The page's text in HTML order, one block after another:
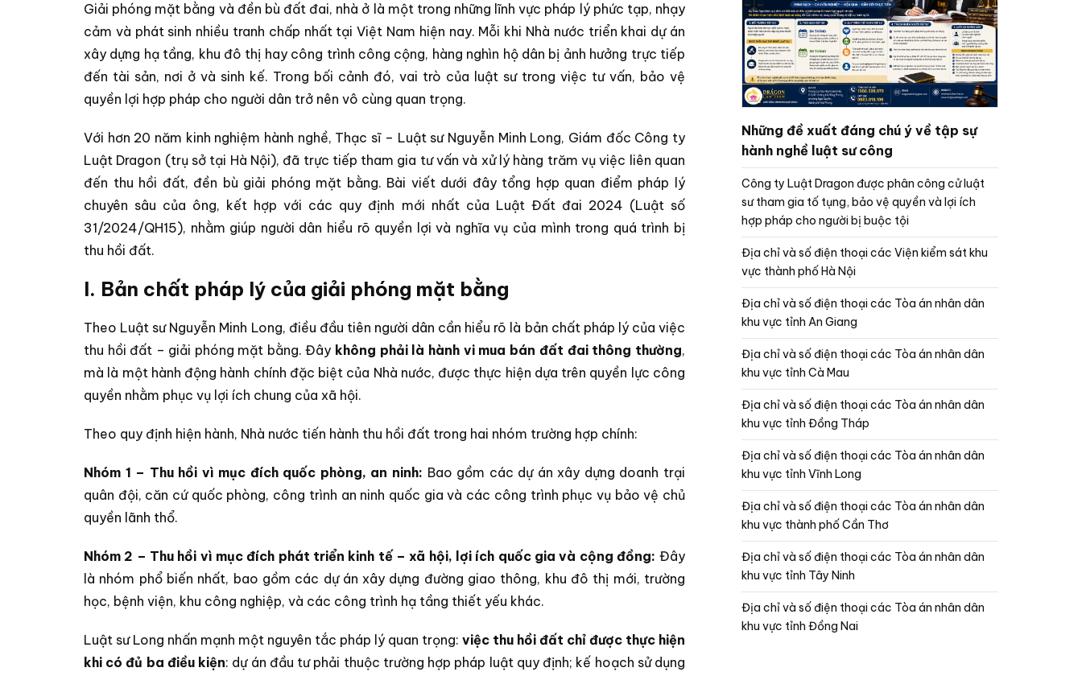
Giải phóng mặt bằng và đền bù đất đai, nhà ở là một trong những lĩnh vực pháp lý phức tạp, nhạy
cảm và phát sinh nhiều tranh chấp nhất tại Việt Nam hiện nay. Mỗi khi Nhà nước triển khai dự án
xây dựng hạ tầng, khu đô thị hay công trình công cộng, hàng nghìn hộ dân bị ảnh hưởng trực tiếp
đến tài sản, nơi ở và sinh kế. Trong bối cảnh đó, vai trò của luật sư trong việc tư vấn, bảo vệ
quyền lợi hợp pháp cho người dân trở nên vô cùng quan trọng.
Với hơn 20 năm kinh nghiệm hành nghề, Thạc sĩ – Luật sư Nguyễn Minh Long, Giám đốc Công ty
Luật Dragon (trụ sở tại Hà Nội), đã trực tiếp tham gia tư vấn và xử lý hàng trăm vụ việc liên quan
đến thu hồi đất, đền bù giải phóng mặt bằng. Bài viết dưới đây tổng hợp quan điểm pháp lý
chuyên sâu của ông, kết hợp với các quy định mới nhất của Luật Đất đai 2024 (Luật số
31/2024/QH15), nhằm giúp người dân hiểu rõ quyền lợi và nghĩa vụ của mình trong quá trình bị
thu hồi đất.
I. Bản chất pháp lý của giải phóng mặt bằng
Theo Luật sư Nguyễn Minh Long, điều đầu tiên người dân cần hiểu rõ là bản chất pháp lý của việc
thu hồi đất – giải phóng mặt bằng. Đây không phải là hành vi mua bán đất đai thông thường,
mà là một hành động hành chính đặc biệt của Nhà nước, được thực hiện dựa trên quyền lực công
quyền nhằm phục vụ lợi ích chung của xã hội.
Theo quy định hiện hành, Nhà nước tiến hành thu hồi đất trong hai nhóm trường hợp chính:
Nhóm 1 – Thu hồi vì mục đích quốc phòng, an ninh: Bao gồm các dự án xây dựng doanh trại
quân đội, căn cứ quốc phòng, công trình an ninh quốc gia và các công trình phục vụ bảo vệ chủ
quyền lãnh thổ.
Nhóm 2 – Thu hồi vì mục đích phát triển kinh tế – xã hội, lợi ích quốc gia và cộng đồng: Đây
là nhóm phổ biến nhất, bao gồm các dự án xây dựng đường giao thông, khu đô thị mới, trường
học, bệnh viện, khu công nghiệp, và các công trình hạ tầng thiết yếu khác.
Luật sư Long nhấn mạnh một nguyên tắc pháp lý quan trọng: việc thu hồi đất chỉ được thực hiện
khi có đủ ba điều kiện: dự án đầu tư phải thuộc trường hợp pháp luật quy định; kế hoạch sử dụng
Những đề xuất đáng chú ý về tập sự
hành nghề luật sư công
Công ty Luật Dragon được phân công cử luật
sư tham gia tố tụng, bảo vệ quyền và lợi ích
hợp pháp cho người bị buộc tội
Địa chỉ và số điện thoại các Viện kiểm sát khu
vực thành phố Hà Nội
Địa chỉ và số điện thoại các Tòa án nhân dân
khu vực tỉnh An Giang
Địa chỉ và số điện thoại các Tòa án nhân dân
khu vực tỉnh Cà Mau
Địa chỉ và số điện thoại các Tòa án nhân dân
khu vực tỉnh Đồng Tháp
Địa chỉ và số điện thoại các Tòa án nhân dân
khu vực tỉnh Vĩnh Long
Địa chỉ và số điện thoại các Tòa án nhân dân
khu vực thành phố Cần Thơ
Địa chỉ và số điện thoại các Tòa án nhân dân
khu vực tỉnh Tây Ninh
Địa chỉ và số điện thoại các Tòa án nhân dân
khu vực tỉnh Đồng Nai